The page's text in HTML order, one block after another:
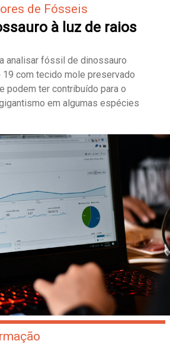
de Fósseis
à luz de raios
analisar fóssil de dinossauro
com tecido mole preservado
podem ter contribuído para o
em algumas espécies